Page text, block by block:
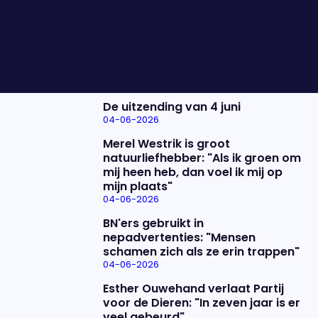
De uitzending van 4 juni
04-06-2026
Merel Westrik is groot
natuurliefhebber: "Als ik groen om
mij heen heb, dan voel ik mij op
mijn plaats"
04-06-2026
BN'ers gebruikt in
nepadvertenties: "Mensen
schamen zich als ze erin trappen"
04-06-2026
Esther Ouwehand verlaat Partij
voor de Dieren: "In zeven jaar is er